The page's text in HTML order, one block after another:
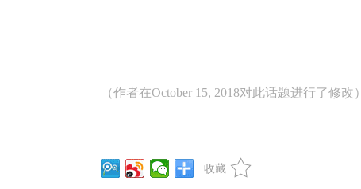
（作者在October 15, 2018对此话题进行了修改）
收藏